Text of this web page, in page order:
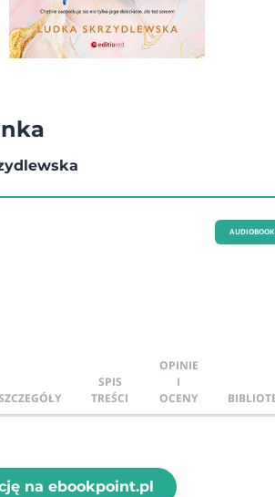
AUDIOBOOK
SPIS
TREŚCI
OPINIE
I
OCENY
na ebookpoint.pl